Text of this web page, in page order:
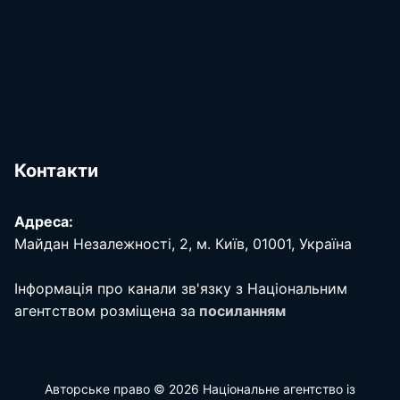
Контакти
Адреса:
Майдан Незалежності, 2, м. Київ, 01001, Україна
Інформація про канали зв'язку з Національним
агентством розміщена за посиланням
Авторське право © 2026 Національне агентство із